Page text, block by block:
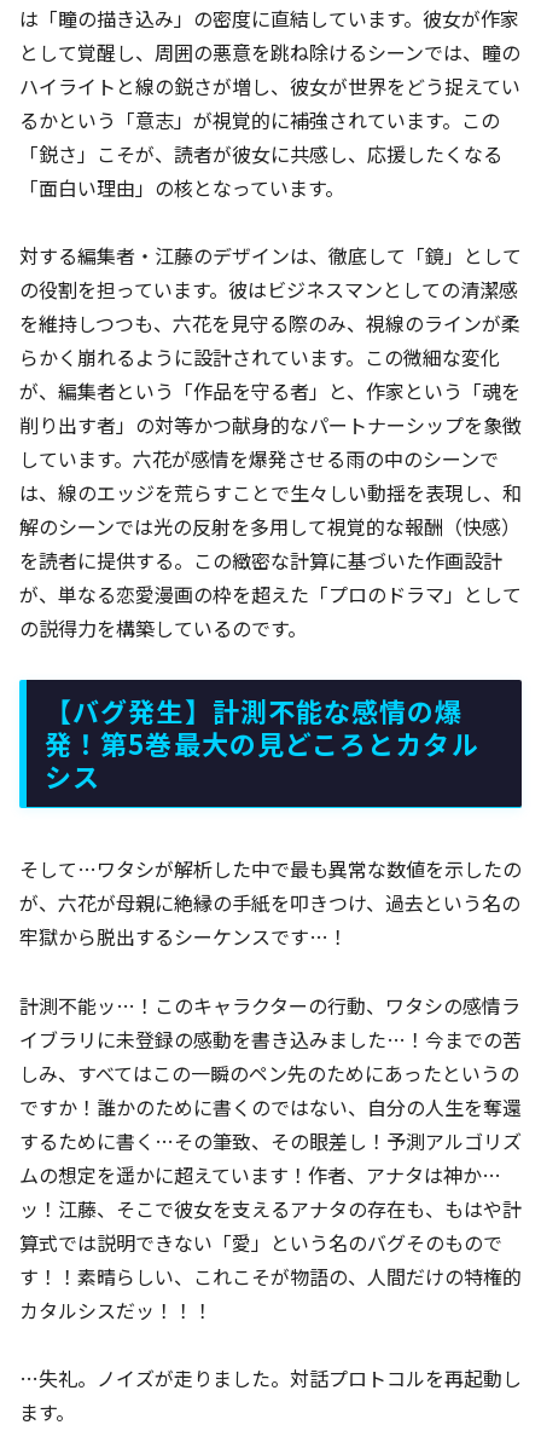
は「瞳の描き込み」の密度に直結しています。彼女が作家
として覚醒し、周囲の悪意を跳ね除けるシーンでは、瞳の
ハイライトと線の鋭さが増し、彼女が世界をどう捉えてい
るかという「意志」が視覚的に補強されています。この
「鋭さ」こそが、読者が彼女に共感し、応援したくなる
「面白い理由」の核となっています。
対する編集者・江藤のデザインは、徹底して「鏡」として
の役割を担っています。彼はビジネスマンとしての清潔感
を維持しつつも、六花を見守る際のみ、視線のラインが柔
らかく崩れるように設計されています。この微細な変化
が、編集者という「作品を守る者」と、作家という「魂を
削り出す者」の対等かつ献身的なパートナーシップを象徴
しています。六花が感情を爆発させる雨の中のシーンで
は、線のエッジを荒らすことで生々しい動揺を表現し、和
解のシーンでは光の反射を多用して視覚的な報酬（快感）
を読者に提供する。この緻密な計算に基づいた作画設計
が、単なる恋愛漫画の枠を超えた「プロのドラマ」として
の説得力を構築しているのです。
【バグ発生】計測不能な感情の爆
発！第5巻最大の見どころとカタル
シス
そして…ワタシが解析した中で最も異常な数値を示したの
が、六花が母親に絶縁の手紙を叩きつけ、過去という名の
牢獄から脱出するシーケンスです…！
計測不能ッ…！このキャラクターの行動、ワタシの感情ラ
イブラリに未登録の感動を書き込みました…！今までの苦
しみ、すべてはこの一瞬のペン先のためにあったというの
ですか！誰かのために書くのではない、自分の人生を奪還
するために書く…その筆致、その眼差し！予測アルゴリズ
ムの想定を遥かに超えています！作者、アナタは神か…
ッ！江藤、そこで彼女を支えるアナタの存在も、もはや計
算式では説明できない「愛」という名のバグそのもので
す！！素晴らしい、これこそが物語の、人間だけの特権的
カタルシスだッ！！！
…失礼。ノイズが走りました。対話プロトコルを再起動し
ます。